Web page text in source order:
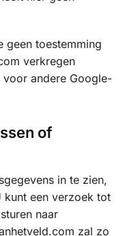
geen toestemming
verkregen
andere Google-
of
in te zien,
een verzoek tot
naar
zal zo